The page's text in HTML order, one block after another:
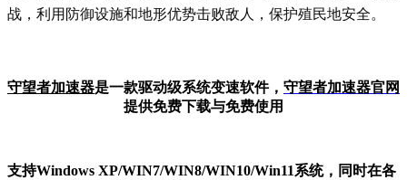
战，利用防御设施和地形优势击败敌人，保护殖民地安全。
守望者加速器是一款驱动级系统变速软件， 守望者加速器官网
提供免费下载与免费使用
支持Windows XP/WIN7/WIN8/WIN10/Win11系统，同时在各